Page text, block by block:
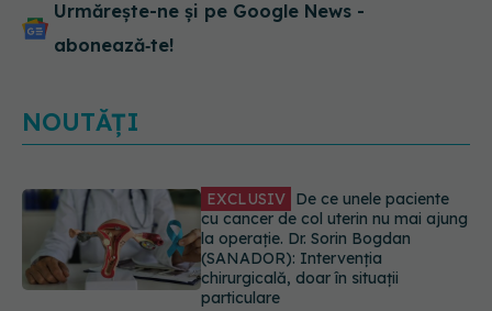
Urmărește-ne și pe Google News -
abonează‑te!
NOUTĂȚI
Alertă în Europa după un nou caz
de hantavirus Anzi, singura tulpină
care se transmite de la om la om
06.08.2026, 20:06